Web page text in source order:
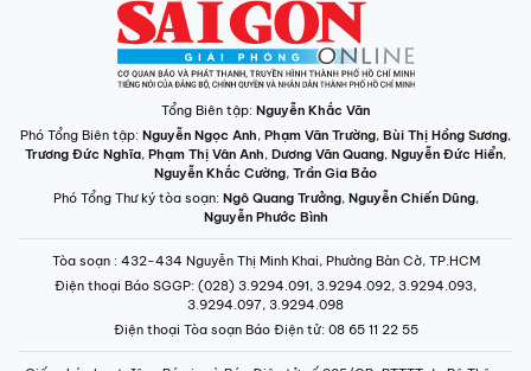
Tổng Biên tập: Nguyễn Khắc Văn
Phó Tổng Biên tập: Nguyễn Ngọc Anh, Phạm Văn Trường, Bùi Thị Hồng Sương,
Trương Đức Nghĩa, Phạm Thị Vân Anh, Dương Văn Quang, Nguyễn Đức Hiển,
Nguyễn Khắc Cường, Trần Gia Bảo
Phó Tổng Thư ký tòa soạn: Ngô Quang Trưởng, Nguyễn Chiến Dũng,
Nguyễn Phước Bình
Tòa soạn : 432-434 Nguyễn Thị Minh Khai, Phường Bàn Cờ, TP.HCM
Điện thoại Báo SGGP: (028) 3.9294.091, 3.9294.092, 3.9294.093,
3.9294.097, 3.9294.098
Điện thoại Tòa soạn Báo Điện tử: 08 65 11 22 55